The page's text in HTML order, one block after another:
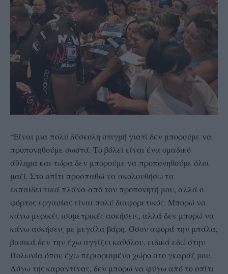
“Είναι μια πολύ δύσκολη στιγμή γιατί δεν μπορούμε να
προπονηθούμε σωστά. Το βόλεϊ είναι ένα ομαδικό
άθλημα και τώρα δεν μπορούμε να προπονηθούμε όλοι
μαζί. Στο σπίτι προσπαθώ να ακολουθήσω τα
εκπαιδευτικά πλάνα από τον προπονητή μου, αλλά ο
φόρτος εργασίας είναι πολύ διαφορετικός. Μπορώ να
κάνω μερικές ισομετρικές ασκήσεις, αλλά δεν μπορώ να
κάνω ασκήσεις με μεγάλα βάρη. Όσον αφορά την μπάλα,
βασικά δεν την έχω αγγίξει καθόλου, ειδικά εδώ στην
Πολωνία όπου έχω περιορισμένο χώρο στο γκαράζ μου.
Λόγω της καραντίνας, δεν μπορώ να φύγω από το σπίτι